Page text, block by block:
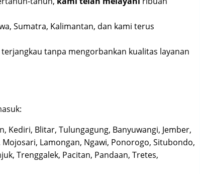
Sumatra, Kalimantan, dan kami terus
tanpa mengorbankan kualitas layanan
Kediri, Blitar, Tulungagung, Banyuwangi, Jember,
Lamongan, Ngawi, Ponorogo, Situbondo,
Trenggalek, Pacitan, Pandaan, Tretes,